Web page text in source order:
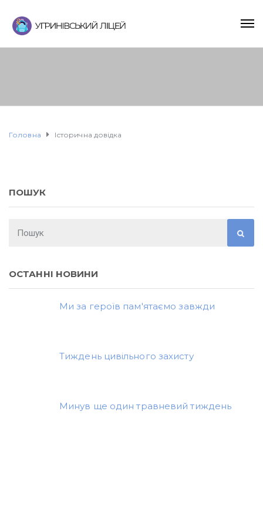
Головна Історична довідка
ПОШУК
ОСТАННІ НОВИНИ
Ми за героїв пам'ятаємо завжди
Тиждень цивільного захисту
Минув ще один травневий тиждень